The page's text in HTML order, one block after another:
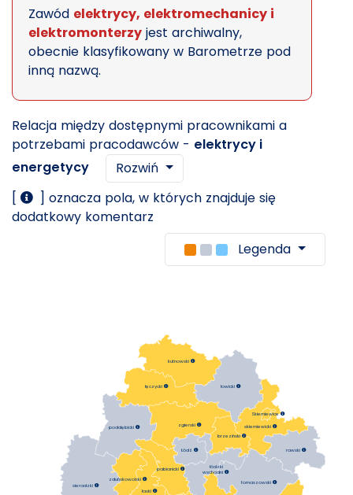
Zawód elektrycy, elektromechanicy i
elektromonterzy jest archiwalny,
obecnie klasyfikowany w Barometrze pod
inną nazwą.
Relacja między dostępnymi pracownikami a
potrzebami pracodawców - elektrycy i
energetycy
Rozwiń
[
] oznacza pola, w których znajduje się
dodatkowy komentarz
Legenda
kutnowski 
łaski 
łęczycki  łowicki 
łódzki
wschodni 
pabianicki
poddębicki 
rawski 
sieradzki 
skierniewicki
tomaszowski
zduńskowolski 
zgierski
brzeziński
Łódź 
Skierniewice